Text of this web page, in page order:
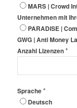
MARS | Crowd
Unternehmen mit
PARADISE |
GWG | Anti Money
Anzahl Lizenzen*
Sprache*
Deutsch